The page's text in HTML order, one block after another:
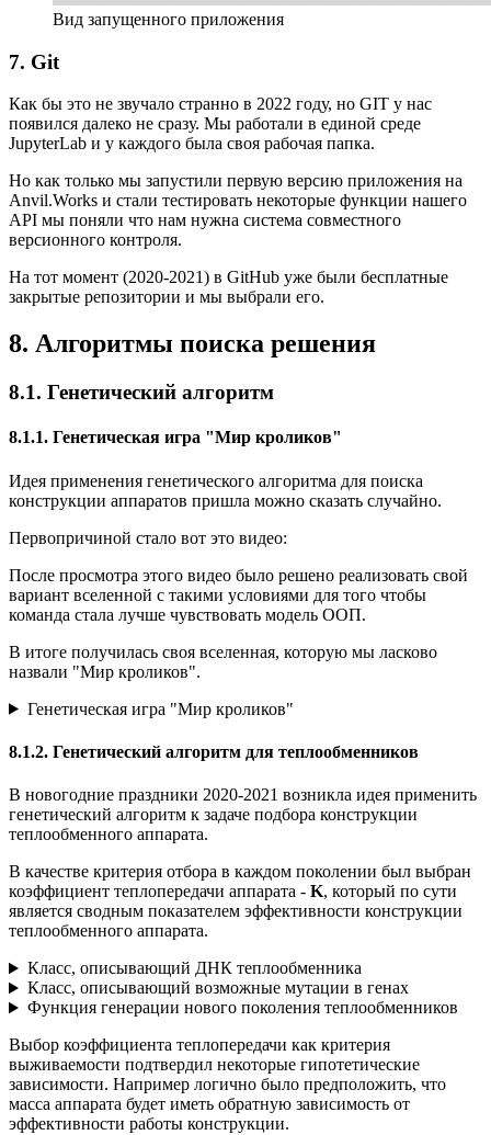
Вид запущенного приложения
7. Git
Как бы это не звучало странно в 2022 году, но GIT у нас
появился далеко не сразу. Мы работали в единой среде
JupyterLab и у каждого была своя рабочая папка.
Но как только мы запустили первую версию приложения на
Anvil.Works и стали тестировать некоторые функции нашего
API мы поняли что нам нужна система совместного
версионного контроля.
На тот момент (2020-2021) в GitHub уже были бесплатные
закрытые репозитории и мы выбрали его.
8. Алгоритмы поиска решения
8.1. Генетический алгоритм
8.1.1. Генетическая игра "Мир кроликов"
Идея применения генетического алгоритма для поиска
конструкции аппаратов пришла можно сказать случайно.
Первопричиной стало вот это видео:
После просмотра этого видео было решено реализовать свой
вариант вселенной с такими условиями для того чтобы
команда стала лучше чувствовать модель ООП.
В итоге получилась своя вселенная, которую мы ласково
назвали "Мир кроликов".
Генетическая игра "Мир кроликов"
8.1.2. Генетический алгоритм для теплообменников
В новогодние праздники 2020-2021 возникла идея применить
генетический алгоритм к задаче подбора конструкции
теплообменного аппарата.
В качестве критерия отбора в каждом поколении был выбран
коэффициент теплопередачи аппарата - K, который по сути
является сводным показателем эффективности конструкции
теплообменного аппарата.
Класс, описывающий ДНК теплообменника
Класс, описывающий возможные мутации в генах
Функция генерации нового поколения теплообменников
Выбор коэффициента теплопередачи как критерия
выживаемости подтвердил некоторые гипотетические
зависимости. Например логично было предположить, что
масса аппарата будет иметь обратную зависимость от
эффективности работы конструкции.